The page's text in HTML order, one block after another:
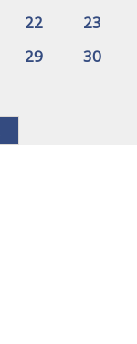
22
23
29
30